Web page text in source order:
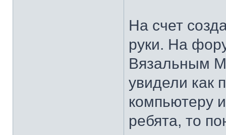
На счет
руки. На
Вязальным
увидели как
компьютеру
ребята, то